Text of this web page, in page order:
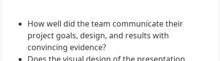
How well did the team communicate their
project goals, design, and results with
convincing evidence?